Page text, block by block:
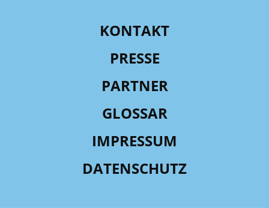
KONTAKT
PRESSE
PARTNER
GLOSSAR
IMPRESSUM
DATENSCHUTZ